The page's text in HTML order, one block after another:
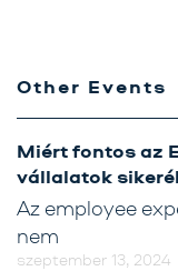
Other Events
Miért fontos az
vállalatok
szeptember 13, 2024
Az employee
nem